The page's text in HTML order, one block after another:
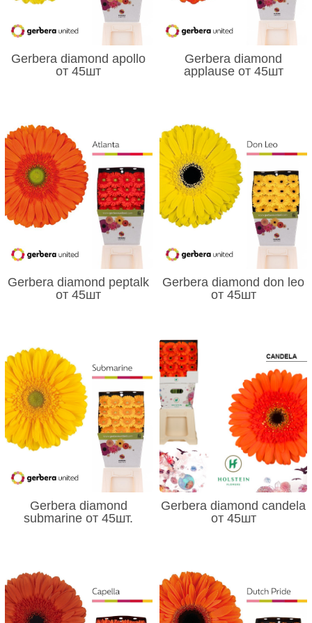
Gerbera diamond apollo
от 45шт
Gerbera diamond
applause от 45шт
Gerbera diamond peptalk
от 45шт
Gerbera diamond don leo
от 45шт
Gerbera diamond
submarine от 45шт.
Gerbera diamond candela
от 45шт